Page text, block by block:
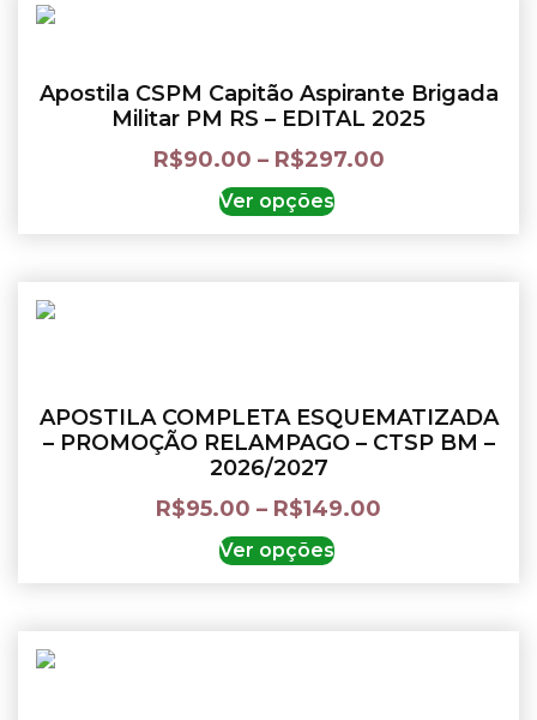
Apostila CSPM Capitão Aspirante Brigada
Militar PM RS – EDITAL 2025
R$90.00 – R$297.00
Ver opções
APOSTILA COMPLETA ESQUEMATIZADA
– PROMOÇÃO RELAMPAGO – CTSP BM –
2026/2027
R$95.00 – R$149.00
Ver opções